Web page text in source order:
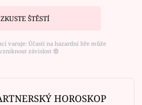
ZKUSTE ŠTĚSTÍ
varuje: Účastí na hazardní hře může
závislost ⑱
HOROSKOP